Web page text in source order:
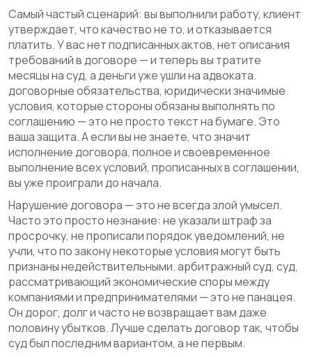
Самый частый сценарий: вы выполнили работу, клиент
утверждает, что качество не то, и отказывается
платить. У вас нет подписанных актов, нет описания
требований в договоре — и теперь вы тратите
месяцы на суд, а деньги уже ушли на адвоката.
договорные обязательства, юридически значимые
условия, которые стороны обязаны выполнять по
соглашению — это не просто текст на бумаге. Это
ваша защита. А если вы не знаете, что значит
исполнение договора, полное и своевременное
выполнение всех условий, прописанных в соглашении,
вы уже проиграли до начала.
Нарушение договора — это не всегда злой умысел.
Часто это просто незнание: не указали штраф за
просрочку, не прописали порядок уведомлений, не
учли, что по закону некоторые условия могут быть
признаны недействительными.арбитражный суд, суд,
рассматривающий экономические споры между
компаниями и предпринимателями — это не панацея.
Он дорог, долг и часто не возвращает вам даже
половину убытков. Лучше сделать договор так, чтобы
суд был последним вариантом, а не первым.